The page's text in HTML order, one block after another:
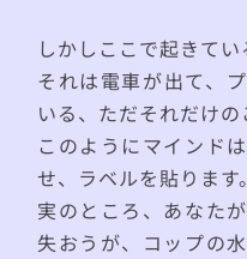
しかしここで起きてい
それは電車が出て、
いる、ただそれだけの
このようにマインド
せ、ラベルを貼ります。
実のところ、あなた
失おうが、コップの